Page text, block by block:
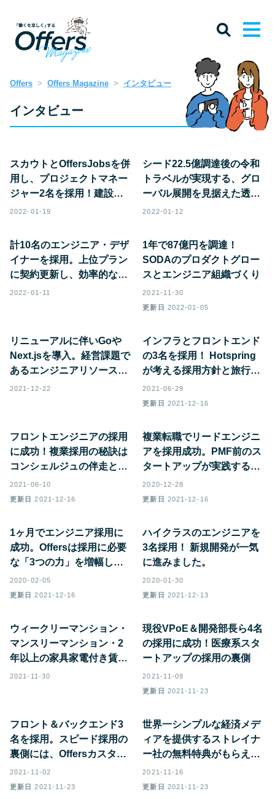
Offers Offers Magazine インタビュー
インタビュー
スカウトとOffersJobsを併
用し、プロジェクトマネー
ジャー2名を採用！建設
DX『SPIDERPLUS』の採
2022-01-19
シード22.5億調達後の令和
トラベルが実現する、グロ
ーバル展開を見据えた透明
性の高い開発組織とは。
2022-01-12
計10名のエンジニア・デザ
イナーを採用。上位プラン
に契約更新し、効率的な採
用スタイルも実現！
2022-01-11
1年で87億円を調達！
SODAのプロダクトグロー
スとエンジニア組織づくり
2021-11-30
更新日 2022-01-05
リニューアルに伴いGoや
Next.jsを導入。経営課題で
あるエンジニアリソースを
Offersで解決できました
2021-12-22
インフラとフロントエンド
の3名を採用！ Hotspring
が考える採用方針と旅行サ
ービスの未来とは
2021-06-29
更新日 2021-12-16
フロントエンジニアの採用
に成功！複業採用の秘訣は
コンシェルジュの伴走と、
独特な1on1にあった
2021-06-10
更新日2021-12-16
複業転職でリードエンジニ
アを採用成功。PMF前のス
タートアップが実践する複
業転職の秘訣とは
2020-12-28
更新日 2021-12-16
1ヶ月でエンジニア採用に
成功。Offersは採用に必要
な「3つの力」を増幅して
くれました。
2020-02-05
更新日2021-12-16
ハイクラスのエンジニアを
3名採用！ 新規開発が一気
に進みました。
2020-01-30
更新日 2021-12-13
ウィークリーマンション・
マンスリーマンション・2
年以上の家具家電付き賃貸
プラットフォーム「NOW
2021-11-30
現役VPoE＆開発部長ら4名
の採用に成功！医療系スタ
ートアップの採用の裏側
2021-11-09
更新日 2021-11-23
フロント＆バックエンド3
名を採用。スピード採用の
裏側には、Offersカスタマ
ーサクセスの存在があった
2021-11-02
更新日2021-11-23
世界一シンプルな経済メデ
ィアを提供するストレイナ
ー社の無料特典がもらえる
提携を開始！
2021-11-16
更新日 2021-11-23